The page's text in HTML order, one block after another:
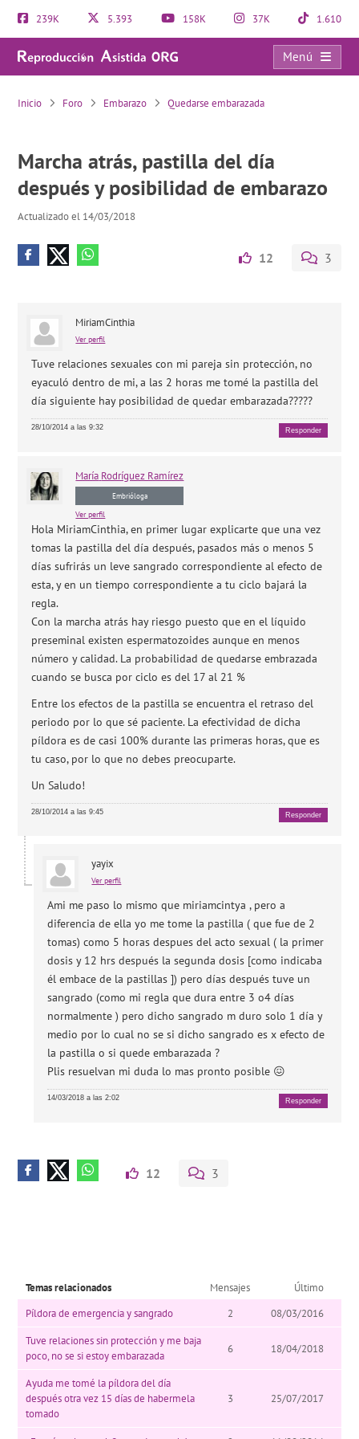
239K 5.393 158K 37K 1.610
Menú
Marcha atrás, pastilla del día después y posibilidad de embarazo
Inicio Foro Embarazo Quedarse embarazada
Marcha atrás, pastilla del día
después y posibilidad de embarazo
Actualizado el 14/03/2018
12 3
MiriamCinthia
Ver perfil
Tuve relaciones sexuales con mi pareja sin protección, no
eyaculó dentro de mi, a las 2 horas me tomé la pastilla del
día siguiente hay posibilidad de quedar embarazada?????
28/10/2014 a las 9:32 Responder
María Rodríguez Ramírez
Embrióloga
Ver perfil
Hola MiriamCinthia, en primer lugar explicarte que una vez
tomas la pastilla del día después, pasados más o menos 5
días sufrirás un leve sangrado correspondiente al efecto de
esta, y en un tiempo correspondiente a tu ciclo bajará la
regla.
Con la marcha atrás hay riesgo puesto que en el líquido
preseminal existen espermatozoides aunque en menos
número y calidad. La probabilidad de quedarse embrazada
cuando se busca por ciclo es del 17 al 21 %
Entre los efectos de la pastilla se encuentra el retraso del
periodo por lo que sé paciente. La efectividad de dicha
píldora es de casi 100% durante las primeras horas, que es
tu caso, por lo que no debes preocuparte.
Un Saludo!
28/10/2014 a las 9:45 Responder
yayix
Ver perfil
Ami me paso lo mismo que miriamcintya , pero a
diferencia de ella yo me tome la pastilla ( que fue de 2
tomas) como 5 horas despues del acto sexual ( la primer
dosis y 12 hrs después la segunda dosis [como indicaba
él embace de la pastillas ]) pero días después tuve un
sangrado (como mi regla que dura entre 3 o4 días
normalmente ) pero dicho sangrado m duro solo 1 día y
medio por lo cual no se si dicho sangrado es x efecto de
la pastilla o si quede embarazada ?
Plis resuelvan mi duda lo mas pronto posible 😖
14/03/2018 a las 2:02 Responder
12 3
Temas relacionados Mensajes
Último
Píldora de emergencia y sangrado
2
08/03/2016
Tuve relaciones sin protección y me baja
poco, no se si estoy embarazada
6 18/04/2018
Ayuda me tomé la píldora del día
después otra vez 15 días de habermela
tomado
3 25/07/2017